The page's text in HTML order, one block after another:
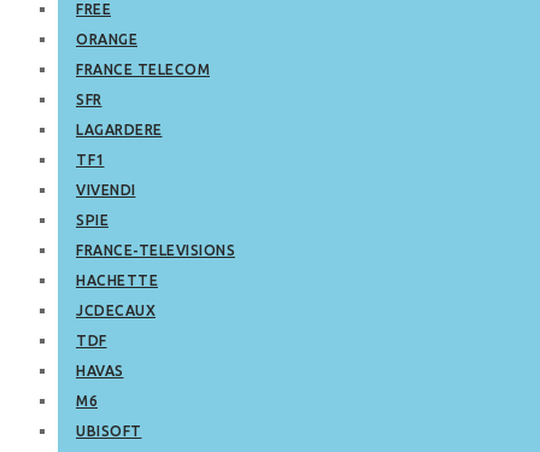
FREE
ORANGE
FRANCE TELECOM
SFR
LAGARDERE
TF1
VIVENDI
SPIE
FRANCE-TELEVISIONS
HACHETTE
JCDECAUX
TDF
HAVAS
M6
UBISOFT